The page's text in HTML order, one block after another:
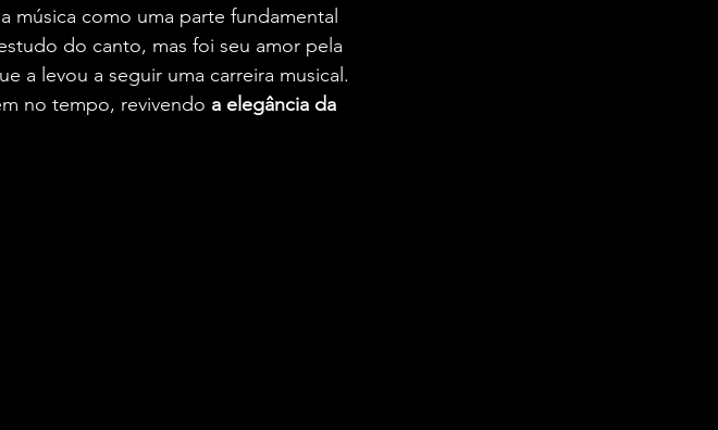
música como uma parte fundamental
do canto, mas foi seu amor pela
a levou a seguir uma carreira musical.
no tempo, revivendo a elegância da